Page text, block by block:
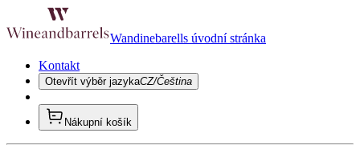
Wandinebarells úvodní stránka
Kontakt
Otevřít výběr jazykaCZ/Čeština
Nákupní košík